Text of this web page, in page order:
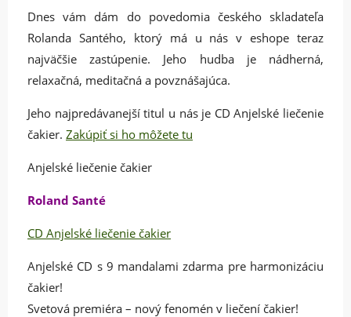
Dnes vám dám do povedomia českého skladateľa
Rolanda Santého, ktorý má u nás v eshope teraz
najväčšie zastúpenie. Jeho hudba je nádherná,
relaxačná, meditačná a povznášajúca.
Jeho najpredávanejší titul u nás je CD Anjelské liečenie
čakier. Zakúpiť si ho môžete tu
Anjelské liečenie čakier
Roland Santé
CD Anjelské liečenie čakier
Anjelské CD s 9 mandalami zdarma pre harmonizáciu
čakier!
Svetová premiéra – nový fenomén v liečení čakier!